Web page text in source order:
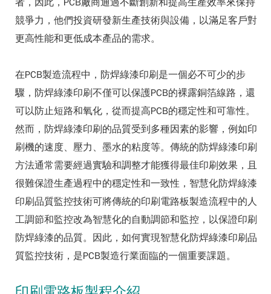
者，因此，PCB廠商通過不斷創新和提高生產效率來保持
競爭力，他們投資研發新生產技術與設備，以滿足客戶對
更高性能和更低成本產品的需求。
在PCB製造流程中，防焊綠漆印刷是一個必不可少的步
驟，防焊綠漆印刷不僅可以保護PCB的裸露銅箔線路，還
可以防止短路和氧化，從而提高PCB的穩定性和可靠性。
然而，防焊綠漆印刷的品質受到多種因素的影響，例如印
刷機的速度、壓力、墨水的粘度等。傳統的防焊綠漆印刷
方法通常需要經過實驗和調整才能獲得最佳印刷效果，且
很難保證生產過程中的穩定性和一致性，智慧化防焊綠漆
印刷品質監控技術可將傳統的印刷電路板製造流程中的人
工調節和監控改為智慧化的自動調節和監控，以保證印刷
防焊綠漆的品質。因此，如何實現智慧化防焊綠漆印刷品
質監控技術，是PCB製造行業面臨的一個重要課題。